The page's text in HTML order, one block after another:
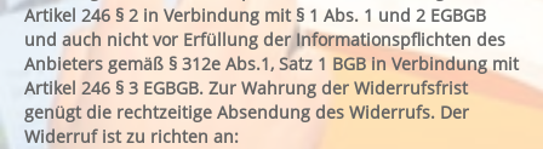
Artikel 246 § 2 in Verbindung mit § 1 Abs. 1 und 2 EGBGB
und auch nicht vor Erfüllung der Informationspflichten des
Anbieters gemäß § 312e Abs.1, Satz 1 BGB in Verbindung mit
Artikel 246 § 3 EGBGB. Zur Wahrung der Widerrufsfrist
genügt die rechtzeitige Absendung des Widerrufs. Der
Widerruf ist zu richten an: